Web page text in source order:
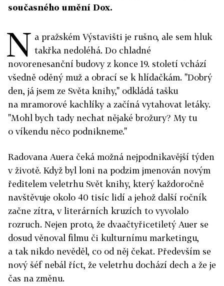
současného umění Dox.
N a pražském Výstavišti je rušno, ale sem hluk
takřka nedoléhá. Do chladné
novorenesanční budovy z konce 19. století vchází
všedně oděný muž a obrací se k hlídačkám. "Dobrý
den, já jsem ze Světa knihy," odkládá tašku
na mramorové kachlíky a začíná vytahovat letáky.
"Mohl bych tady nechat nějaké brožury? My tu
o víkendu něco podnikneme."
Radovana Auera čeká možná nejpodnikavější týden
v životě. Když byl loni na podzim jmenován novým
ředitelem veletrhu Svět knihy, který každoročně
navštěvuje okolo 40 tisíc lidí a jehož další ročník
začne zítra, v literárních kruzích to vyvolalo
rozruch. Nejen proto, že dvaačtyřicetiletý Auer se
dosud věnoval filmu či kulturnímu marketingu,
a tak nikdo nevěděl, co od něj čekat. Především se
nový šéf nebál říct, že veletrhu dochází dech a že je
čas na změnu.